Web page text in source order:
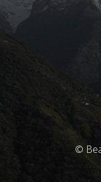
©